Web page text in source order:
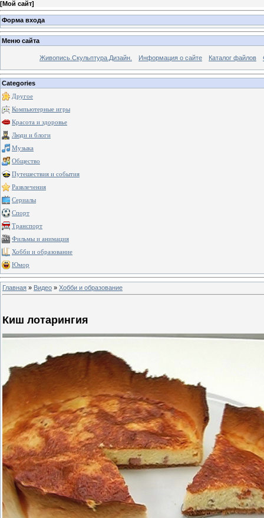
[Мой сайт]
Форма входа
Меню сайта
Живопись.Скульптура.Дизайн. Информация о сайте Каталог файлов
Categories
Другое
Компьютерные игры
Красота и здоровье
Люди и блоги
Музыка
Общество
Путешествия и события
Развлечения
Сериалы
Спорт
Транспорт
Фильмы и анимация
Хобби и образование
Юмор
Главная » Видео » Хобби и образование
Киш лотарингия